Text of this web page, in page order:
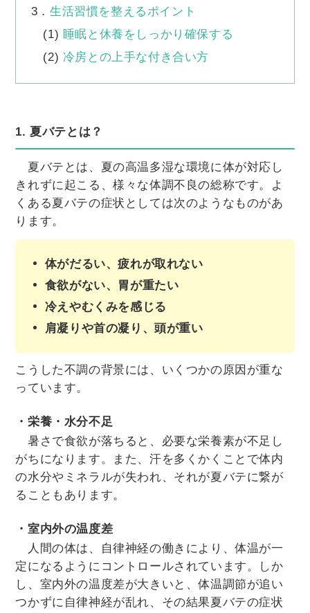
3． 生活習慣を整えるポイント
(1) 睡眠と休養をしっかり確保する
(2) 冷房との上手な付き合い方
1. 夏バテとは？
夏バテとは、夏の高温多湿な環境に体が対応し
きれずに起こる、様々な体調不良の総称です。よ
くある夏バテの症状としては次のようなものがあ
ります。
体がだるい、疲れが取れない
食欲がない、胃が重たい
冷えやむくみを感じる
肩凝りや首の凝り、頭が重い
こうした不調の背景には、いくつかの原因が重な
っています。
・栄養・水分不足
暑さで食欲が落ちると、必要な栄養素が不足し
がちになります。また、汗を多くかくことで体内
の水分やミネラルが失われ、それが夏バテに繋が
ることもあります。
・室内外の温度差
人間の体は、自律神経の働きにより、体温が一
定になるようにコントロールされています。しか
し、室内外の温度差が大きいと、体温調節が追い
つかずに自律神経が乱れ、その結果夏バテの症状